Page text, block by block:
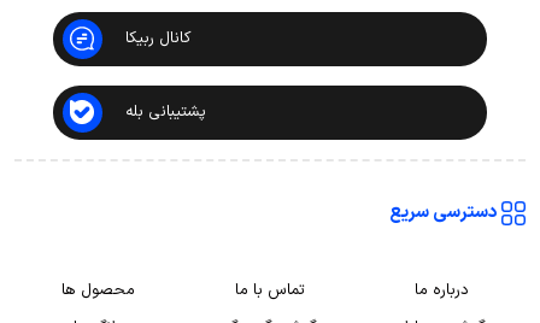
کانال ربیکا
پشتیبانی بله
دسترسی سریع
درباره ما تماس با ما
محصول ها